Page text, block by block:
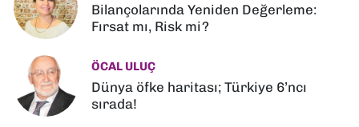
Bilançolarında Yeniden Değerleme:
Fırsat mı, Risk mi?
ÖCAL ULUÇ
Dünya öfke haritası; Türkiye 6’ncı
sırada!